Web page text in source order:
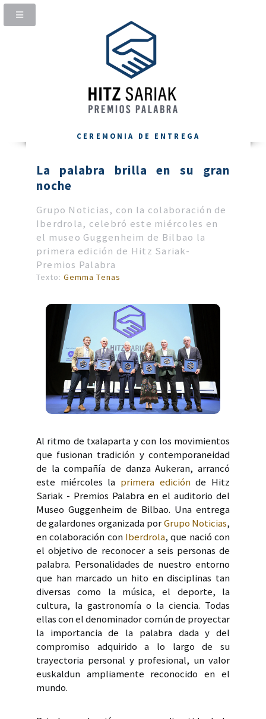
CEREMONIA DE ENTREGA
La palabra brilla en su gran
noche
Grupo Noticias, con la colaboración de
Iberdrola, celebró este miércoles en
el museo Guggenheim de Bilbao la
primera edición de Hitz Sariak-
Premios Palabra
Texto:Gemma Tenas
Al ritmo de txalaparta y con los movimientos
que fusionan tradición y contemporaneidad
de la compañía de danza Aukeran, arrancó
este miércoles la primera ediciónde Hitz
Sariak - Premios Palabra en el auditorio del
Museo Guggenheim de Bilbao. Una entrega
de galardones organizada porGrupo Noticias,
en colaboración con Iberdrola, que nació con
el objetivo de reconocer a seis personas de
palabra. Personalidades de nuestro entorno
que han marcado un hito en disciplinas tan
diversas como la música, el deporte, la
cultura, la gastronomía o la ciencia. Todas
ellas con el denominador común de proyectar
la importancia de la palabra dada y del
compromiso adquirido a lo largo de su
trayectoria personal y profesional, un valor
euskaldun ampliamente reconocido en el
mundo.